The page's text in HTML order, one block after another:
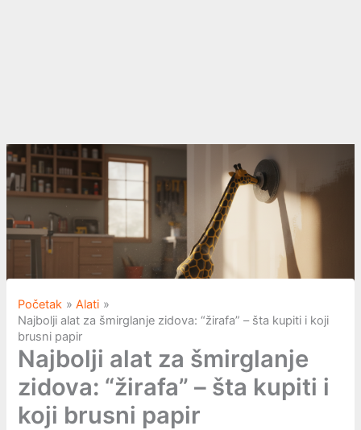
Početak
Alati
Najbolji alat za šmirglanje zidova: “žirafa” – šta kupiti i koji
brusni papir
Najbolji alat za šmirglanje
zidova: “žirafa” – šta kupiti i
koji brusni papir